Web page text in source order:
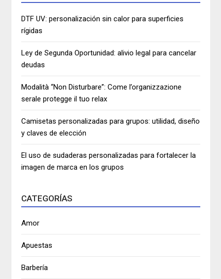
DTF UV: personalización sin calor para superficies
rígidas
Ley de Segunda Oportunidad: alivio legal para cancelar
deudas
Modalità “Non Disturbare”: Come l’organizzazione
serale protegge il tuo relax
Camisetas personalizadas para grupos: utilidad, diseño
y claves de elección
El uso de sudaderas personalizadas para fortalecer la
imagen de marca en los grupos
CATEGORÍAS
Amor
Apuestas
Barbería